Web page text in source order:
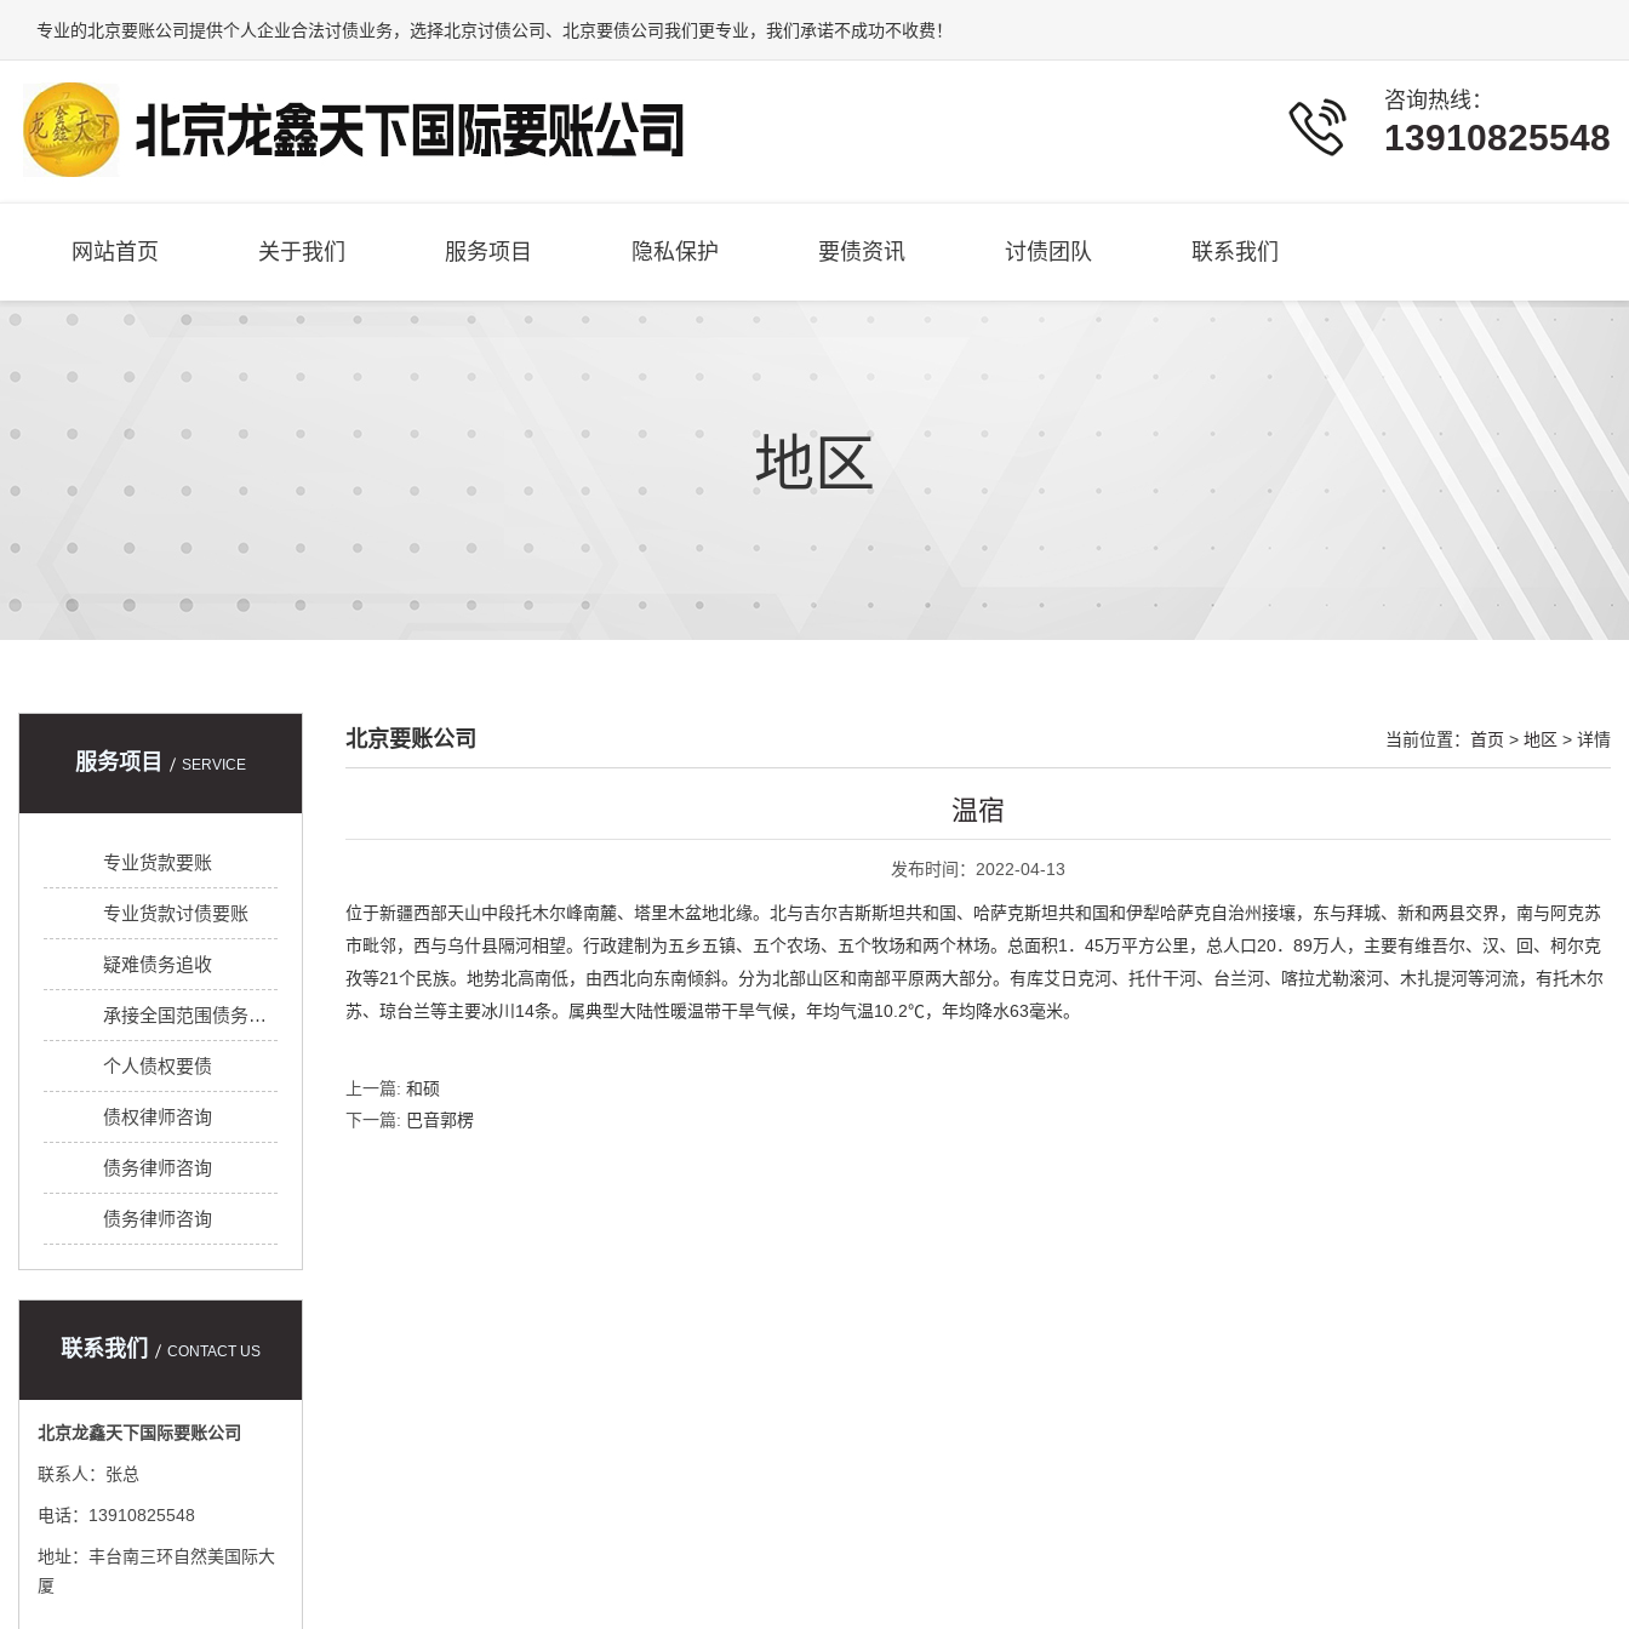
专业的北京要账公司提供个人企业合法讨债业务，选择北京讨债公司、 北京要债公司我们更专业，我们承诺不成功不收费！
咨询热线：
13910825548
网站首页 关于我们 服务项目 隐私保护 要债资讯 讨债团队 联系我们
地区
服务项目 SERVICE
专业货款要账
专业货款讨债要账
疑难债务追收
承接全国范围债务追收
个人债权要债
债权律师咨询
债务律师咨询
债务律师咨询
联系我们 CONTACT US
北京龙鑫天下国际要账公司
联系人：张总
电话：13910825548
地址：丰台南三环自然美国际大
厦
北京要账公司 当前位置： 首页 > 地区 > 详情
温宿
发布时间：2022-04-13
位于新疆西部天山中段托木尔峰南麓、塔里木盆地北缘。北与吉尔吉斯斯坦共和国、哈萨克斯坦共和国和伊犁哈萨克自治州接壤，东与拜城、新和两县交界，南与阿克苏
市毗邻，西与乌什县隔河相望。行政建制为五乡五镇、五个农场、五个牧场和两个林场。总面积1．45万平方公里，总人口20．89万人，主要有维吾尔、汉、回、柯尔克
孜等21个民族。地势北高南低，由西北向东南倾斜。分为北部山区和南部平原两大部分。有库艾日克河、托什干河、台兰河、喀拉尤勒滚河、木扎提河等河流，有托木尔
苏、琼台兰等主要冰川14条。属典型大陆性暖温带干旱气候，年均气温10.2℃，年均降水63毫米。
上一篇: 和硕
下一篇: 巴音郭楞